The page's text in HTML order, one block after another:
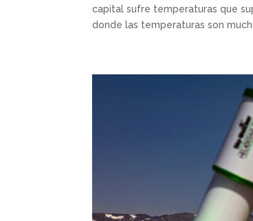
capital sufre temperaturas que
donde las temperaturas son